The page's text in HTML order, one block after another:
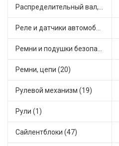
Распределительный вал, шестерни распределительного (7)
Реле и датчики автомобильные (201)
Ремни и подушки безопасности (1)
Ремни, цепи (20)
Рулевой механизм (19)
Рули (1)
Сайлентблоки (47)